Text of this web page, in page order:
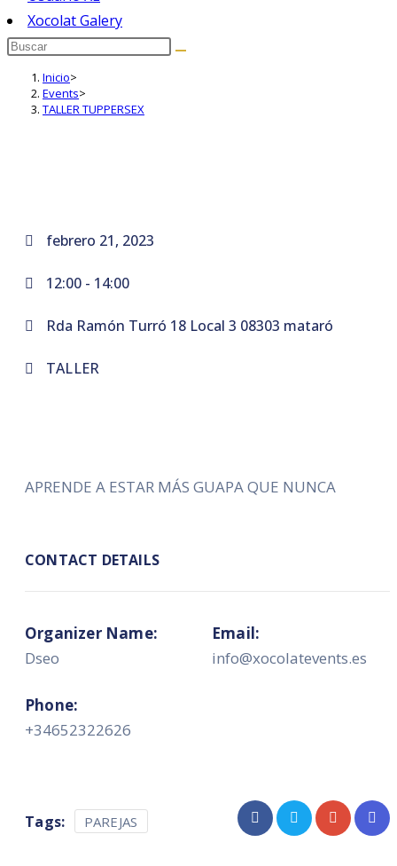
Xocolat Galery
Inicio>
Events>
TALLER TUPPERSEX
febrero 21, 2023
12:00 - 14:00
Rda Ramón Turró 18 Local 3 08303 mataró
TALLER
APRENDE A ESTAR MÁS GUAPA QUE NUNCA
CONTACT DETAILS
Organizer Name:
Dseo
Phone:
+34652322626
Email:
info@xocolatevents.es
Tags: PAREJAS